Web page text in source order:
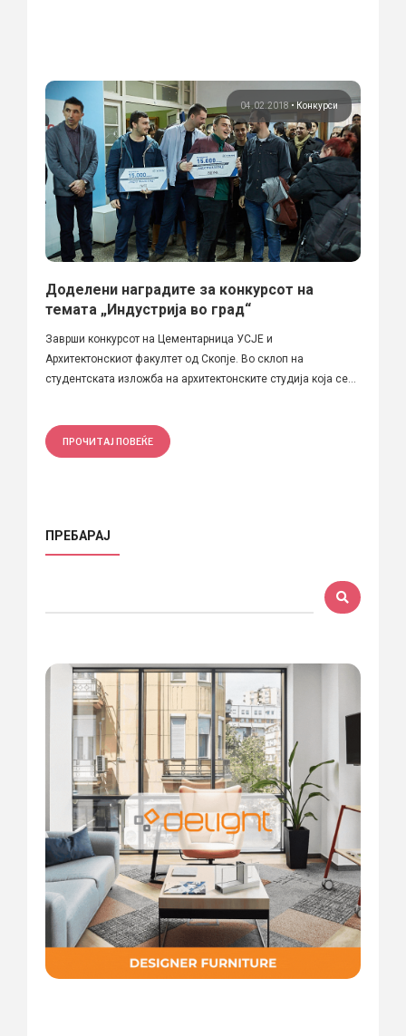
04.02.2018 • Конкурси
Доделени наградите за конкурсот на
темата „Индустрија во град“
Заврши конкурсот на Цементарница УСЈЕ и
Архитектонскиот факултет од Скопје. Во склоп на
студентската изложба на архитектонските студија која се...
ПРОЧИТАЈ ПОВЕЌЕ
ПРЕБАРАЈ